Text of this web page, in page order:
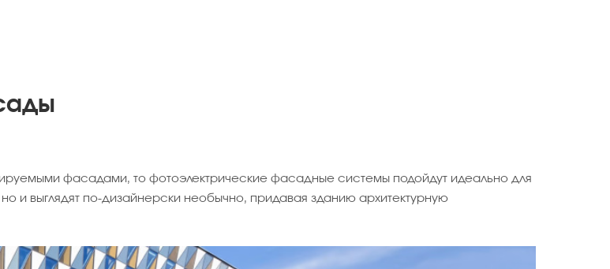
фасадами, то фотоэлектрические фасадные системы подойдут идеально для
и выглядят по-дизайнерски необычно, придавая зданию архитектурную